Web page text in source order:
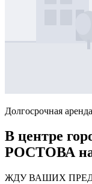
Долгосрочная
В центре
РОСТОВА
ЖДУ ВАШИХ